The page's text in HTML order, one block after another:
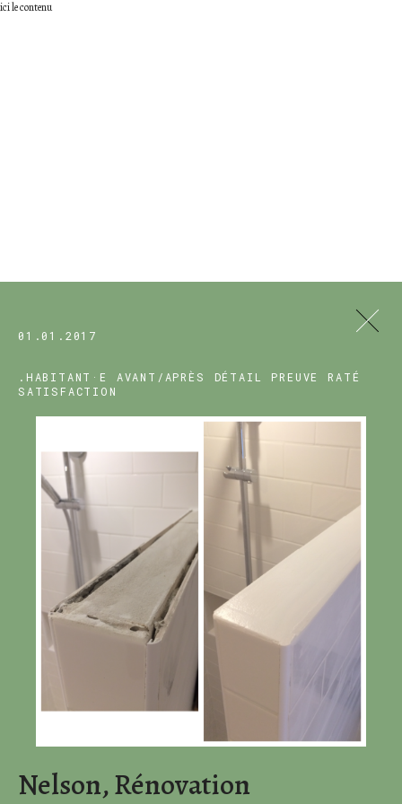
ici le contenu
01.01.2017
.HABITANT·E AVANT/APRÈS DÉTAIL PREUVE
RATÉ
SATISFACTION
Nelson, Rénovation